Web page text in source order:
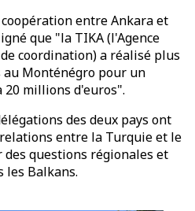
entre Ankara et
que "la TIKA (l'Agence
coordination) a réalisé plus
Monténégro pour un
millions d'euros".
des deux pays ont
entre la Turquie et le
questions régionales et
les Balkans.